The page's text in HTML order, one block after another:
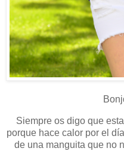
Siempre os digo que
porque hace calor por el
de una manguita que no